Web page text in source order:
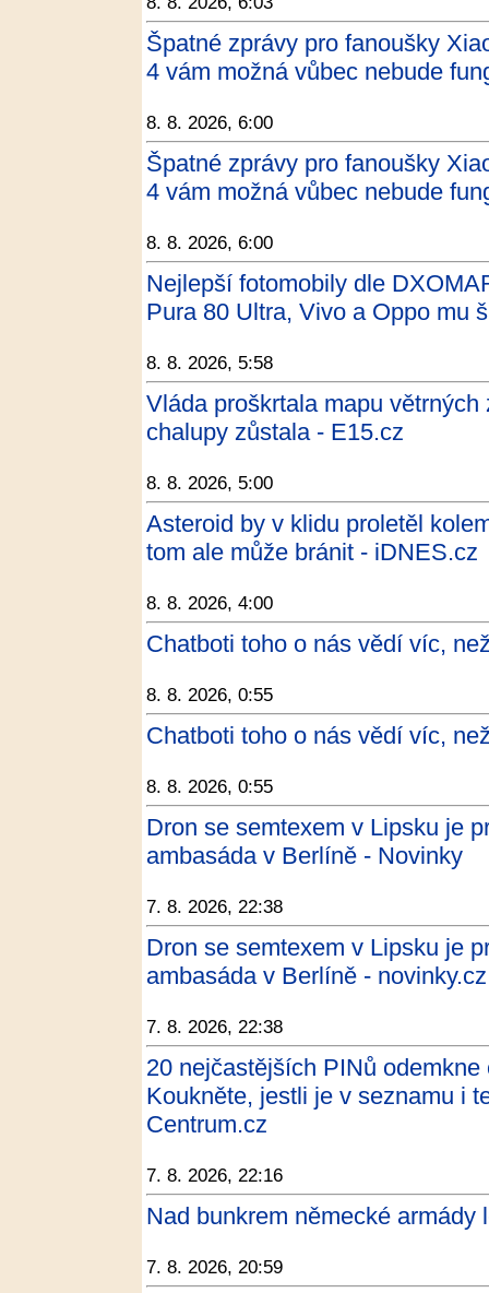
Špatné zprávy pro fanoušky
4 vám možná vůbec nebude
8. 8. 2026, 6:00
Špatné zprávy pro fanoušky
4 vám možná vůbec nebude
8. 8. 2026, 6:00
Nejlepší fotomobily dle
Pura 80 Ultra, Vivo a Oppo mu
8. 8. 2026, 5:58
Vláda proškrtala mapu
chalupy zůstala - E15.cz
8. 8. 2026, 5:00
Asteroid by v klidu proletěl
tom ale může bránit - iDNES.cz
8. 8. 2026, 4:00
Chatboti toho o nás vědí víc,
8. 8. 2026, 0:55
Chatboti toho o nás vědí víc,
8. 8. 2026, 0:55
Dron se semtexem v Lipsku je
ambasáda v Berlíně - Novinky
7. 8. 2026, 22:38
Dron se semtexem v Lipsku je
ambasáda v Berlíně - novinky.cz
7. 8. 2026, 22:38
20 nejčastějších PINů
Koukněte, jestli je v seznamu i
Centrum.cz
7. 8. 2026, 22:16
Nad bunkrem německé armády
7. 8. 2026, 20:59